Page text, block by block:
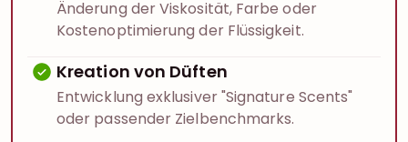
Änderung der Viskosität, Farbe oder
Kostenoptimierung der Flüssigkeit.
Kreation von Düften
Entwicklung exklusiver "Signature Scents"
oder passender Zielbenchmarks.